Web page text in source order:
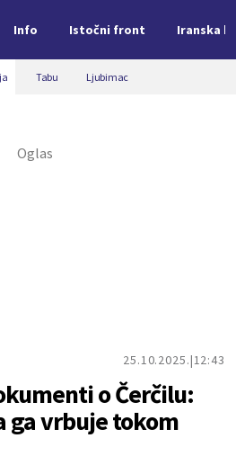
Info Istočni front Iranska
Tabu Ljubimac
25.10.2025. 12:43
o Čerčilu:
ga vrbuje tokom